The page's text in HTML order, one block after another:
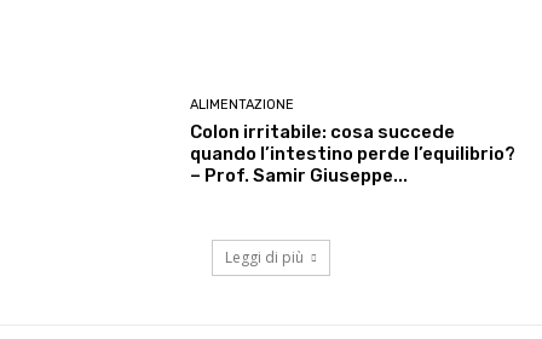
ALIMENTAZIONE
Colon irritabile: cosa succede
quando l’intestino perde l’equilibrio?
– Prof. Samir Giuseppe...
Leggi di più